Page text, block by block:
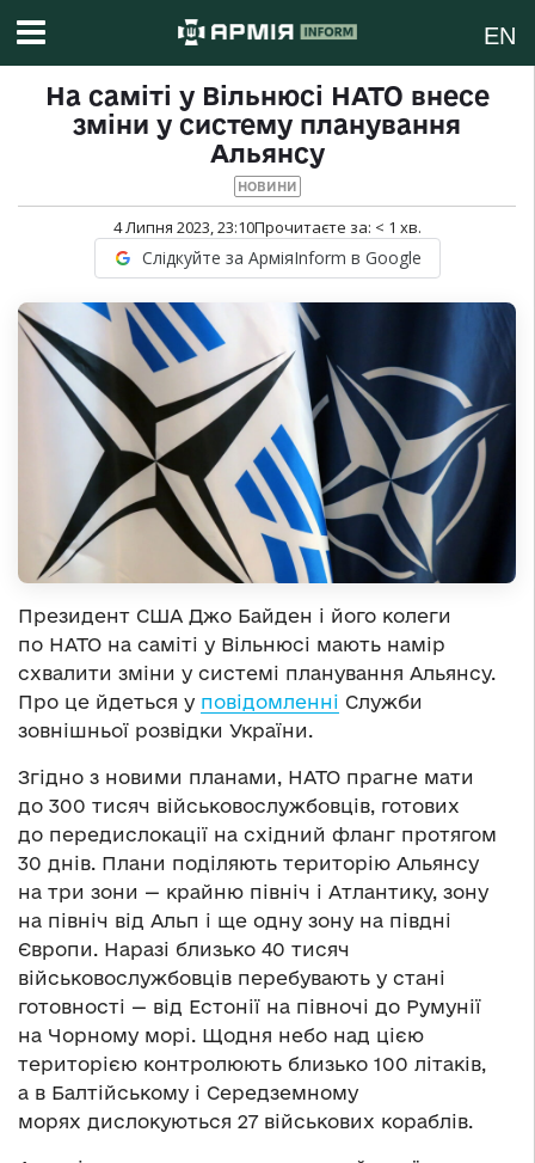
EN
На саміті у Вільнюсі НАТО внесе
зміни у систему планування
Альянсу
НОВИНИ
4 Липня 2023, 23:10Прочитаєте за: < 1 хв.
Слідкуйте за АрміяInform в Google
Президент США Джо Байден і його колеги
по НАТО на саміті у Вільнюсі мають намір
схвалити зміни у системі планування Альянсу.
Про це йдеться у повідомленні Служби
зовнішньої розвідки України.
Згідно з новими планами, НАТО прагне мати
до 300 тисяч військовослужбовців, готових
до передислокації на східний фланг протягом
30 днів. Плани поділяють територію Альянсу
на три зони — крайню північ і Атлантику, зону
на північ від Альп і ще одну зону на півдні
Європи. Наразі близько 40 тисяч
військовослужбовців перебувають у стані
готовності — від Естонії на півночі до Румунії
на Чорному морі. Щодня небо над цією
територією контролюють близько 100 літаків,
а в Балтійському і Середземному
морях дислокуються 27 військових кораблів.